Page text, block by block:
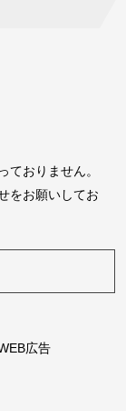
ておりません。
をお願いしてお
広告